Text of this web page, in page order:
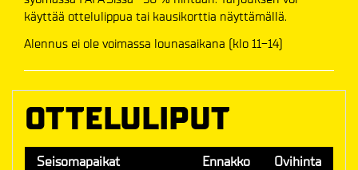
käyttää ottelulippua tai kausikorttia näyttämällä.
Alennus ei ole voimassa lounasaikana (klo 11-14)
OTTELULIPUT
Seisomapaikat Ennakko Ovihinta